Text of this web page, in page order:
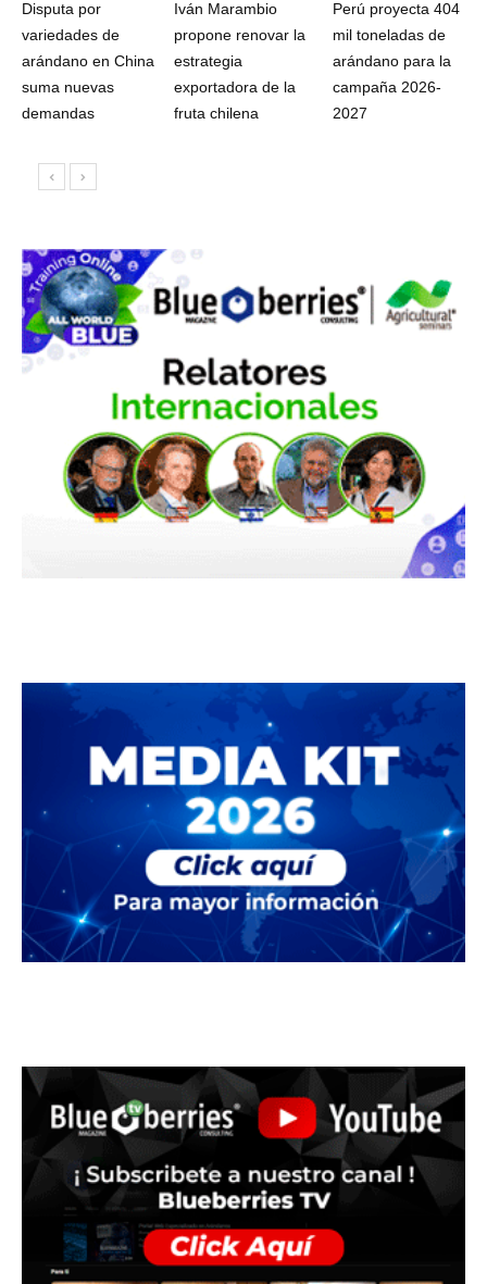
Disputa por
variedades de
arándano en China
suma nuevas
demandas
Iván Marambio
propone renovar la
estrategia
exportadora de la
fruta chilena
Perú proyecta 404
mil toneladas de
arándano para la
campaña 2026-
2027